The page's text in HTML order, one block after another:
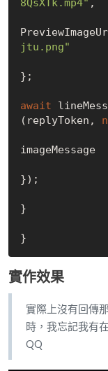
8QsXTk.mp4" ,
jtu.png"
};
await
(replyToken,
imageMessage
});
}
實作效果
實際上沒有回傳
時，我忘記我有
QQ